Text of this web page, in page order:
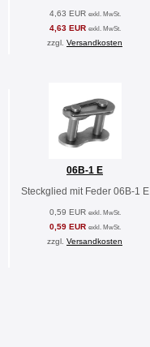
4,63 EUR exkl. MwSt.
4,63 EUR exkl. MwSt.
zzgl. Versandkosten
06B-1 E
Steckglied mit Feder 06B-1 E
0,59 EUR exkl. MwSt.
0,59 EUR exkl. MwSt.
zzgl. Versandkosten